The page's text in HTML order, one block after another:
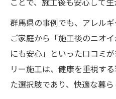
群馬県の事例でも、アレル
ご家庭から「施工後のニオ
にも安心」といった口コミ
リー施工は、健康を重視す
た選択肢であり、快適な暮ら